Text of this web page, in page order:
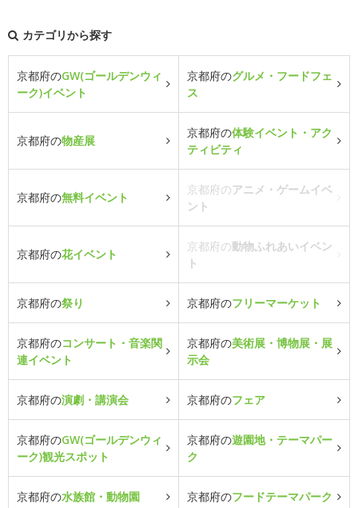
カテゴリから探す
京都府のGW(ゴールデンウィ
ーク)イベント
京都府のグルメ・フードフェ
ス
京都府の物産展
京都府の体験イベント・アク
ティビティ
京都府の無料イベント
京都府のアニメ・ゲームイベ
ント
京都府の花イベント
京都府の動物ふれあいイベン
ト
京都府の祭り 京都府のフリーマーケット
京都府のコンサート・音楽関
連イベント
京都府の美術展・博物展・展
示会
京都府の演劇・講演会 京都府のフェア
京都府のGW(ゴールデンウィ
ーク)観光スポット
京都府の遊園地・テーマパー
ク
京都府の水族館・動物園 京都府のフードテーマパーク